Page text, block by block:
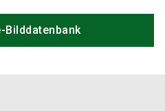
Bilddatenbank